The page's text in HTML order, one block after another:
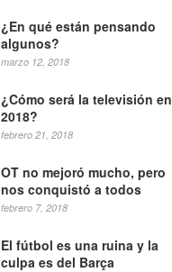
¿En qué están pensando
algunos?
marzo 12, 2018
¿Cómo será la televisión en
2018?
febrero 21, 2018
OT no mejoró mucho, pero
nos conquistó a todos
febrero 7, 2018
El fútbol es una ruina y la
culpa es del Barça